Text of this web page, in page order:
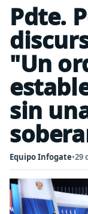
Pdte.
"Un
sin
Equipo Infogate•29